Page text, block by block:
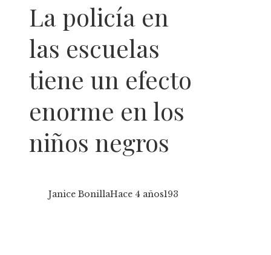
La policía en
las escuelas
tiene un efecto
enorme en los
niños negros
Janice BonillaHace 4 años193